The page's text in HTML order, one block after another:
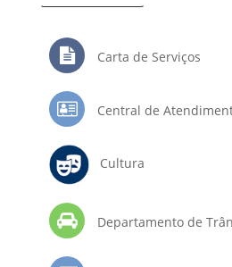
Carta de Serviços
Central de
Cultura
Departamento de